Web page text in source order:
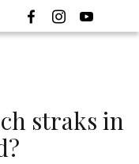
straks in